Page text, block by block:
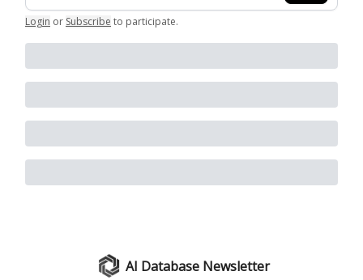
Login or Subscribe to participate.
AI Database Newsletter